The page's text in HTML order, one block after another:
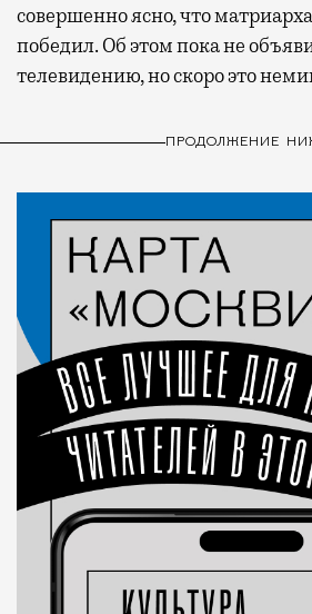
совершенно ясно, что
победил. Об этом пока не
телевидению, но скоро это
ПРОДОЛЖЕНИЕ